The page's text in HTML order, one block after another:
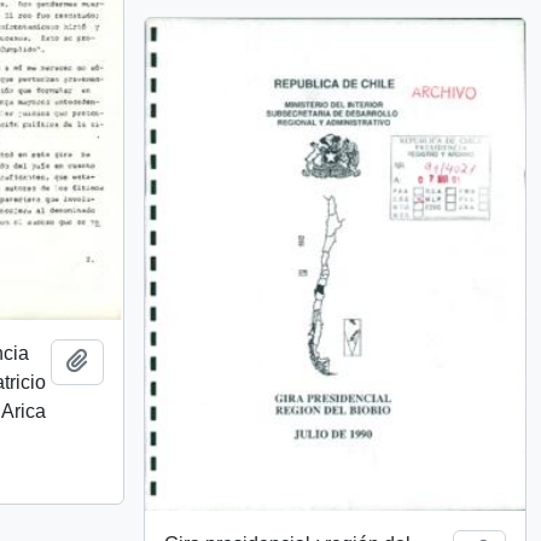
Añadir al portapapeles